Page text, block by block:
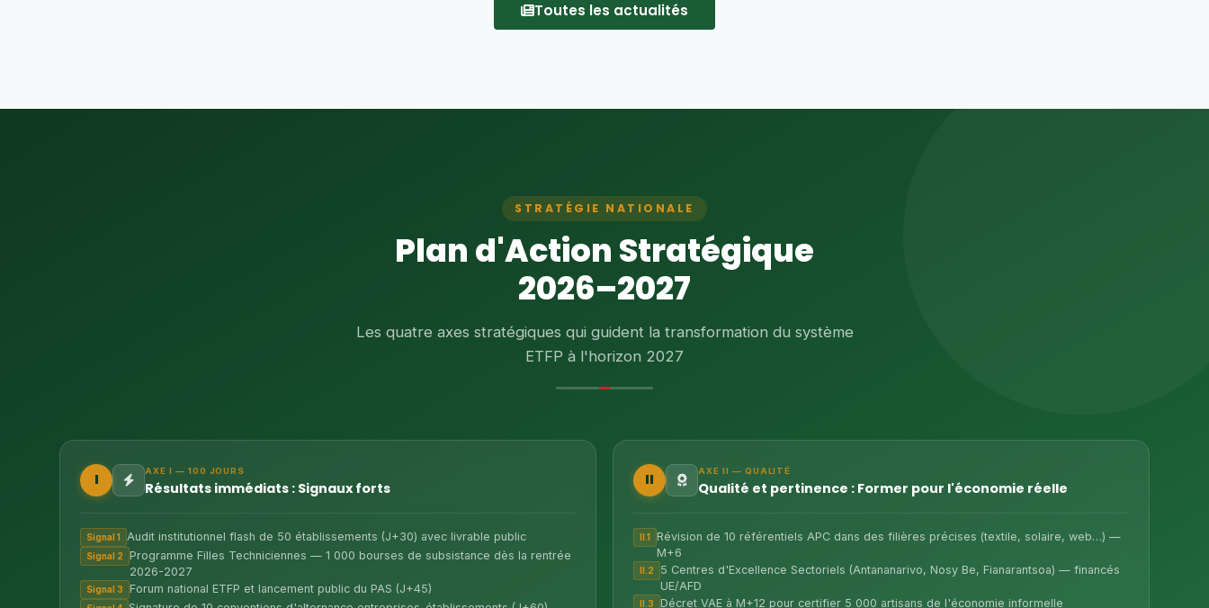
Toutes les actualités
STRATÉGIE NATIONALE
Plan d'Action Stratégique
2026–2027
Les quatre axes stratégiques qui guident la transformation du système
ETFP à l'horizon 2027
I
AXE I — 100 JOURS
Résultats immédiats : Signaux forts
Signal 1 Audit institutionnel flash de 50 établissements (J+30) avec livrable public
Signal 2
Programme Filles Techniciennes — 1 000 bourses de subsistance dès la rentrée
2026-2027
Signal 3 Forum national ETFP et lancement public du PAS (J+45)
II
AXE II — QUALITÉ
Qualité et pertinence : Former pour l'économie réelle
II.1
Révision de 10 référentiels APC dans des filières précises (textile, solaire, web…) —
M+6
II.2
5 Centres d'Excellence Sectoriels (Antananarivo, Nosy Be, Fianarantsoa) — financés
UE/AFD
II.3 Décret VAE à M+12 pour certifier 5 000 artisans de l'économie informelle